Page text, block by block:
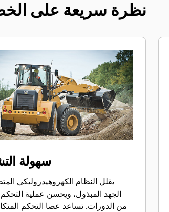
نظرة سريعة على
سهولة
يقلل النظام الكهروهيدروليكي
الجهد المبذول، ويحسن عملية
من الدورات. تساعد عصا التحكم